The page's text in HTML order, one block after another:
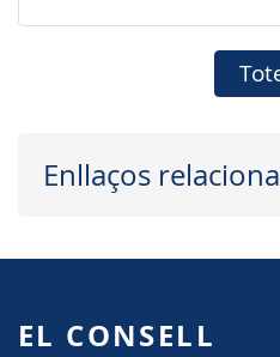
Enllaços
EL CONSELL